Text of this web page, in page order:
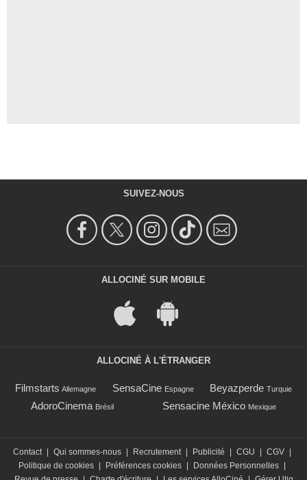
SUIVEZ-NOUS
ALLOCINÉ SUR MOBILE
ALLOCINÉ À L'ÉTRANGER
Filmstarts Allemagne SensaCine Espagne Beyazperde Turquie
AdoroCinema Brésil Sensacine México Mexique
Contact Qui sommes-nous Recrutement Publicité CGU CGV
Politique de cookies
Préférences cookies Données Personnelles